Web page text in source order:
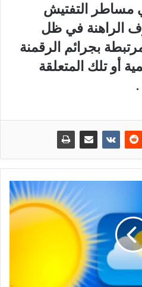
مساطر التفتيش
الراهنة في ظل
بجرائم الرقمنة
أو تلك المتعلقة